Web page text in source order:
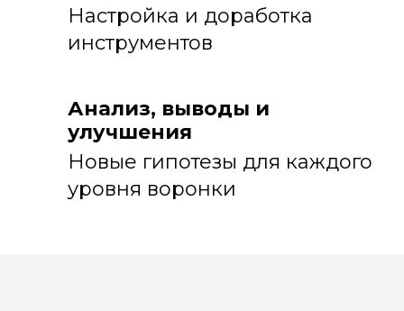
Настройка и доработка
инструментов
Анализ, выводы и
улучшения
Новые гипотезы для каждого
уровня воронки